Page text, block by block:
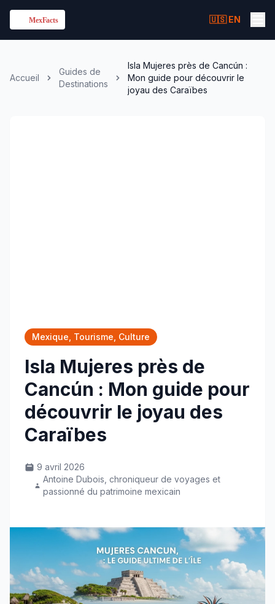
🇺🇸 EN
Accueil
Guides de
Destinations
Isla Mujeres près de Cancún :
Mon guide pour découvrir le
joyau des Caraïbes
Mexique, Tourisme, Culture
Isla Mujeres près de
Cancún : Mon guide pour
découvrir le joyau des
Caraïbes
9 avril 2026
Antoine Dubois, chroniqueur de voyages et
passionné du patrimoine mexicain